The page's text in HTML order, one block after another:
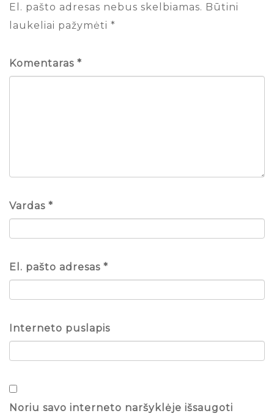
El. pašto adresas nebus skelbiamas. Būtini
laukeliai pažymėti *
Komentaras *
Vardas *
El. pašto adresas *
Interneto puslapis
Noriu savo interneto naršyklėje išsaugoti